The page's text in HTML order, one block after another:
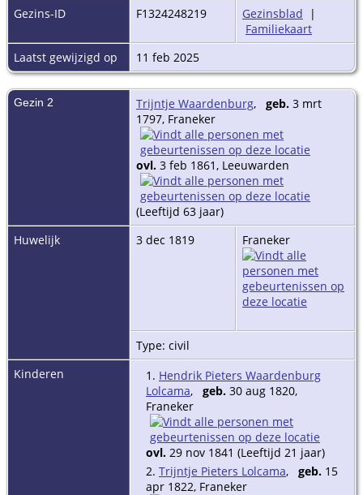
Gezins-ID
F1324248219 Gezinsblad |
Familiekaart
Laatst gewijzigd op
11 feb 2025
Gezin 2 Trijntje Waardenburg, geb. 3 mrt
1797, Franeker
ovl. 3 feb 1861, Leeuwarden
(Leeftijd 63 jaar)
Huwelijk
3 dec 1819 Franeker
Type: civil
Kinderen
1. Hendrik Pieters Waardenburg
Lolcama, geb. 30 aug 1820,
Franeker
ovl. 29 nov 1841 (Leeftijd 21 jaar)
2. Trijntje Pieters Lolcama, geb. 15
apr 1822, Franeker